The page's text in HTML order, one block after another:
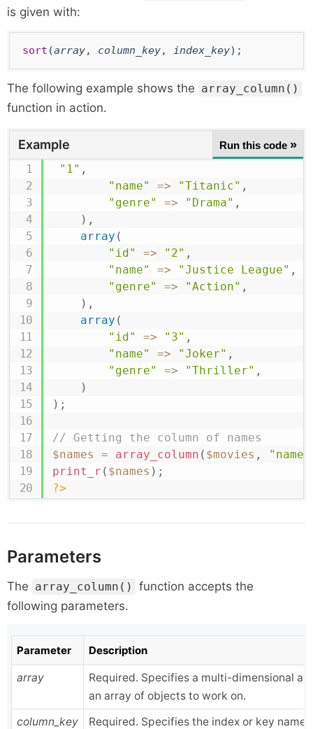
is given with:
sort (array, column_key, index_key);
The following example shows the array_column()
function in action.
Example Run this code »
"1" ,
"name"
=> "Titanic" ,
"genre"
=> "Drama" ,
) ,
array (
"id"
=> "2" ,
"name"
=> "Justice League" ,
"genre"
=> "Action" ,
) ,
array (
"id"
=> "3" ,
"name"
=> "Joker" ,
"genre"
=> "Thriller" ,
)
) ;
// Getting the column of names
$names
= array_column ( $movies , "name"
print_r ( $names ) ;
?>
Parameters
The array_column()
function accepts the
following parameters.
Parameter Description
array
Required. Specifies a multi-dimensional
an array of objects to work on.
column_key
Required. Specifies the index or key name